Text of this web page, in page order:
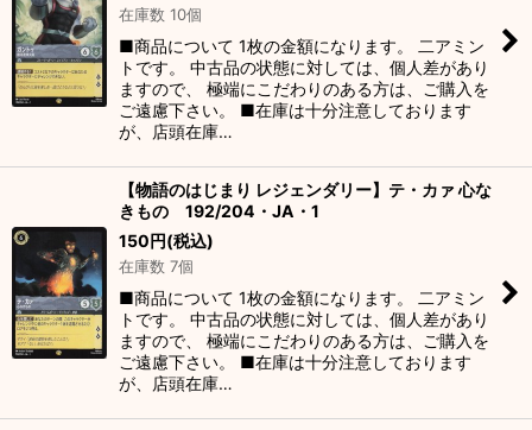
在庫数 10個
■商品について 1枚の金額になります。 二アミン
トです。 中古品の状態に対しては、個人差があり
ますので、 極端にこだわりのある方は、ご購入を
ご遠慮下さい。 ■在庫は十分注意しております
が、店頭在庫…
【物語のはじまり レジェンダリー】テ・カァ 心な
きもの 192/204・JA・1
150円(税込)
在庫数 7個
■商品について 1枚の金額になります。 二アミン
トです。 中古品の状態に対しては、個人差があり
ますので、 極端にこだわりのある方は、ご購入を
ご遠慮下さい。 ■在庫は十分注意しております
が、店頭在庫…